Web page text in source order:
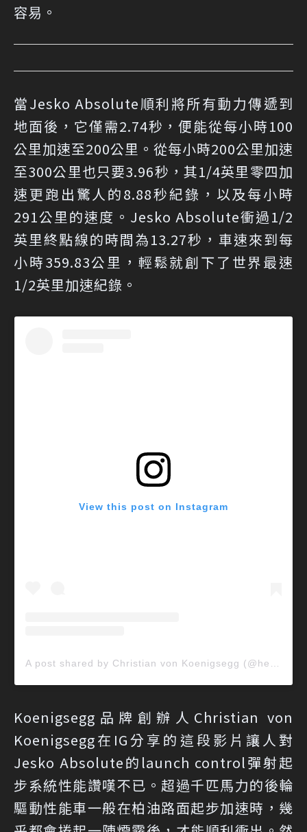
容易。
當Jesko Absolute順利將所有動力傳遞到
地面後，它僅需2.74秒，便能從每小時100
公里加速至200公里。從每小時200公里加速
至300公里也只要3.96秒，其1/4英里零四加
速更跑出驚人的8.88秒紀錄，以及每小時
291公里的速度。Jesko Absolute衝過1/2
英里終點線的時間為13.27秒，車速來到每
小時359.83公里，輕鬆就創下了世界最速
1/2英里加速紀錄。
View this post on Instagram
Koenigsegg品牌創辦人Christian von
Koenigsegg在IG分享的這段影片讓人對
Jesko Absolute的launch control彈射起
步系統性能讚嘆不已。超過千匹馬力的後輪
驅動性能車一般在柏油路面起步加速時，幾